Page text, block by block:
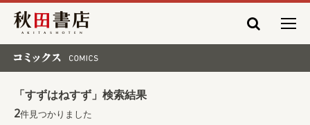
秋田書店
「すずはねすず」検索結果
2件見つかりました